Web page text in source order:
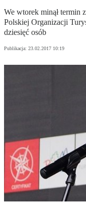
We wtorek minął termin
Polskiej Organizacji
dziesięć osób
Publikacja: 23.02.2017 10:19